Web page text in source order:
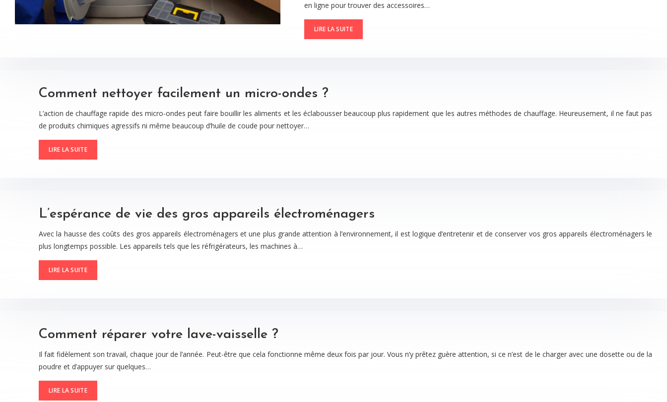
en ligne pour trouver des accessoires…
LIRE LA SUITE
Comment nettoyer facilement un micro-ondes ?
L’action de chauffage rapide des micro-ondes peut faire bouillir les aliments et les éclabousser beaucoup plus rapidement que les autres méthodes de chauffage. Heureusement, il ne faut pas
de produits chimiques agressifs ni même beaucoup d’huile de coude pour nettoyer…
LIRE LA SUITE
L’espérance de vie des gros appareils électroménagers
Avec la hausse des coûts des gros appareils électroménagers et une plus grande attention à l’environnement, il est logique d’entretenir et de conserver vos gros appareils électroménagers le
plus longtemps possible. Les appareils tels que les réfrigérateurs, les machines à…
LIRE LA SUITE
Comment réparer votre lave-vaisselle ?
Il fait fidèlement son travail, chaque jour de l’année. Peut-être que cela fonctionne même deux fois par jour. Vous n’y prêtez guère attention, si ce n’est de le charger avec une dosette ou de la
poudre et d’appuyer sur quelques…
LIRE LA SUITE